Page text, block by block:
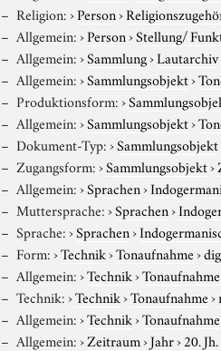
Religion:›Person›
Allgemein:›Person›Stellung/
Allgemein:›Sammlung›Lautarchiv
Allgemein:›Sammlungsobjekt›
Produktionsform:›
Allgemein:›Sammlungsobjekt›
Dokument-Typ:›Sammlungsobjekt
Zugangsform:›Sammlungsobjekt›
Allgemein:›Sprachen›
Muttersprache:›Sprachen›
Sprache:›Sprachen›
Form:›Technik›Tonaufnahme›
Allgemein:›Technik›Tonaufnahme
Technik:›Technik›Tonaufnahme›
Allgemein:›Technik›Tonaufnahme
Allgemein:›Zeitraum›Jahr›20. Jh.